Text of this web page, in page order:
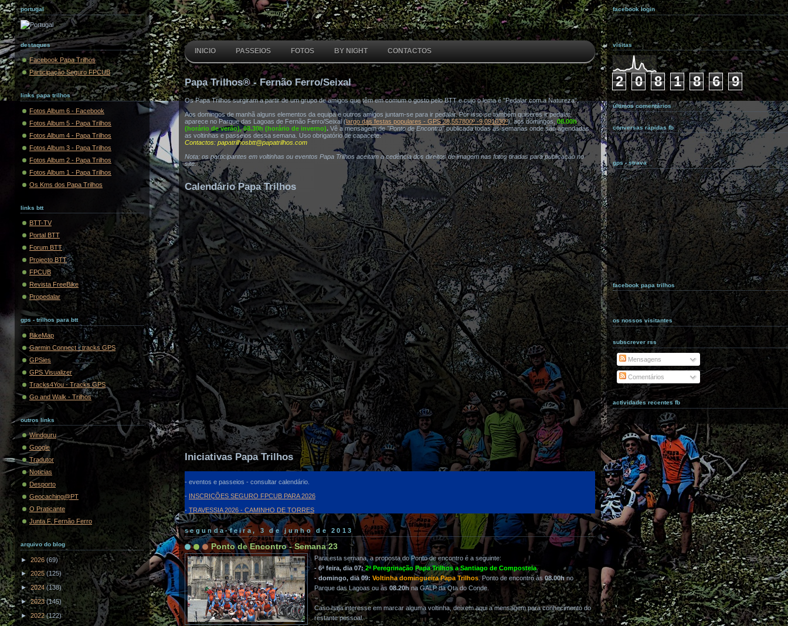
portugal
destaques
Facebook Papa Trilhos
Participação Seguro FPCUB
links papa trilhos
Fotos Album 6 - Facebook
Fotos Album 5 - Papa Trilhos
Fotos Album 4 - Papa Trilhos
Fotos Album 3 - Papa Trilhos
Fotos Album 2 - Papa Trilhos
Fotos Album 1 - Papa Trilhos
Os Kms dos Papa Trilhos
links btt
BTT-TV
Portal BTT
Forum BTT
Projecto BTT
FPCUB
Revista FreeBike
Propedalar
gps - trilhos para btt
BikeMap
Garmin Connect - tracks GPS
GPSies
GPS Visualizer
Tracks4You - Tracks GPS
Go and Walk - Trilhos
outros links
Windguru
Google
Tradutor
Noticias
Desporto
Geocaching@PT
O Praticante
Junta F. Fernão Ferro
arquivo do blog
► 2026 (69)
► 2025 (125)
►2024(138)
►2023(145)
►2022(122)
INICIO PASSEIOS FOTOS BY NIGHT CONTACTOS
Papa Trilhos® - Fernão Ferro/Seixal
Os Papa Trilhos surgiram a partir de um grupo de amigos que têm em comum o gosto pelo BTT e cujo o lema é "Pedalar com a Natureza".
Aos domingos de manhã alguns elementos da equipa e outros amigos juntam-se para ir pedalar. Por isso se também quiseres ir pedalar,
aparece no Parque das Lagoas de Fernão Ferro/Seixal (largo das festas populares - GPS 38,557800º -9,091630º), aos domingos, 08.00h
(horário de verão), 08.30h (horário de inverno). Vê a mensagem de "Ponto de Encontro"publicada todas as semanas onde são agendadas
as voltinhas e passeios dessa semana. Uso obrigatório de capacete.
Contactos: papatrilhosbtt@papatrilhos.com
Nota: os participantes em voltinhas ou eventos Papa Trilhos aceitam a cedência dos direitos de imagem nas fotos tiradas para publicação no
site.
Calendário Papa Trilhos
Iniciativas Papa Trilhos
- eventos e passeios - consultar calendário.
- INSCRIÇÕES SEGURO FPCUB PARA 2026
- TRAVESSIA 2026 - CAMINHO DE TORRES
segunda-feira, 3 de junho de 2013
Ponto de Encontro - Semana 23
Para esta semana, a proposta do Ponto de encontro é a seguinte:
- 6ª feira, dia 07:2ª Peregrinação Papa Trilhos a Santiago de Compostela.
- domingo, dia 09:Voltinha domingueira Papa Trilhos. Ponto de encontro às08.00hno
Parque das Lagoas ou às08.20hna GALP da Qta do Conde.
Caso haja interesse em marcar alguma voltinha, deixem aqui a mensagem para conhecimento do
restante pessoal.
facebook login
visitas
2 0 8 1 8 6 9
últimos comentários
conversas rápidas fb
gps - strava
facebook papa trilhos
os nossos visitantes
subscrever rss
Mensagens
Comentários
actividades recentes fb